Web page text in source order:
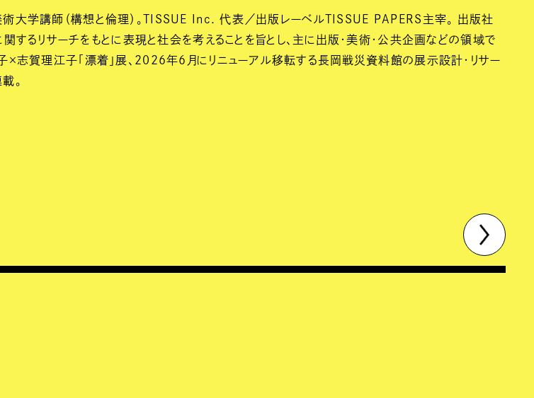
大学講師（構想と倫理）。TISSUE Inc. 代表／出版レーベルTISSUE PAPERS主宰。 出版社
るリサーチをもとに表現と社会を考えることを旨とし、主に出版・美術・公共企画などの領域で
志賀理江子「漂着」展、2026年6月にリニューアル移転する長岡戦災資料館の展示設計・リサー
。